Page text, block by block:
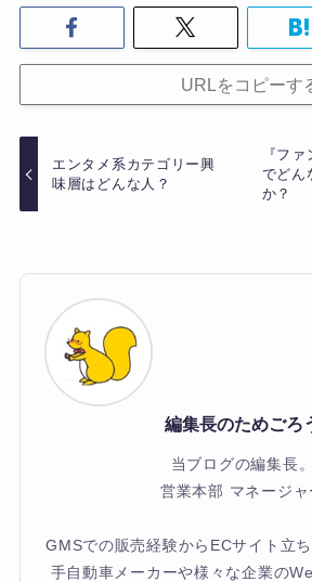
URLをコピーす
エンタメ系カテゴリー興
味層はどんな人？
『フ
でどん
か？
編集長のためごろ
当ブログの編集長。
営業本部 マネージャ
GMSでの販売経験からECサイト立
手自動車メーカーや様々な企業の